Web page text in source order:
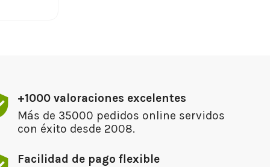
+1000 valoraciones excelentes
Más de 35000 pedidos online servidos
con éxito desde 2008.
Facilidad de pago flexible